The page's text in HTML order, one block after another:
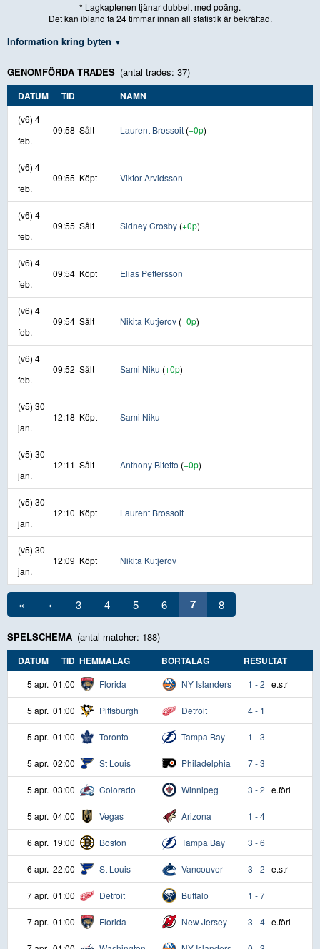
* Lagkaptenen tjänar dubbelt med poäng.
Det kan ibland ta 24 timmar innan all statistik är bekräftad.
Information kring byten
GENOMFÖRDA TRADES (antal trades: 37)
DATUM TID NAMN
(v6) 4
feb.
09:58 Sålt Laurent Brossoit (+0p)
(v6) 4
feb.
09:55 Köpt Viktor Arvidsson
(v6) 4
feb.
09:55 Sålt Sidney Crosby (+0p)
(v6) 4
feb.
09:54 Köpt Elias Pettersson
(v6) 4
feb.
09:54 Sålt Nikita Kutjerov (+0p)
(v6) 4
feb.
09:52 Sålt Sami Niku (+0p)
(v5) 30
jan.
12:18 Köpt Sami Niku
(v5) 30
jan.
12:11 Sålt Anthony Bitetto (+0p)
(v5) 30
jan.
12:10 Köpt Laurent Brossoit
(v5) 30
jan.
12:09 Köpt Nikita Kutjerov
« ‹ 3 4 5 6 7 8
SPELSCHEMA (antal matcher: 188)
DATUM TID HEMMALAG BORTALAG RESULTAT
5 apr. 01:00 Florida NY Islanders 1 - 2 e.str
5 apr. 01:00 Pittsburgh Detroit 4 - 1
5 apr. 01:00 Toronto Tampa Bay 1 - 3
5 apr. 02:00 St Louis Philadelphia 7 - 3
5 apr. 03:00 Colorado Winnipeg 3 - 2 e.förl
5 apr. 04:00 Vegas Arizona 1 - 4
6 apr. 19:00 Boston Tampa Bay 3 - 6
6 apr. 22:00 St Louis Vancouver 3 - 2 e.str
7 apr. 01:00 Detroit Buffalo 1 - 7
7 apr. 01:00 Florida New Jersey 3 - 4 e.förl